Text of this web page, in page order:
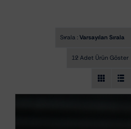
Sırala :Varsayılan Sıralama
12 Adet Ürün Göster